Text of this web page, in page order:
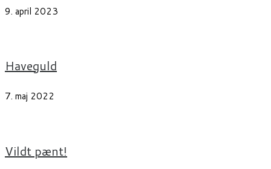
9. april 2023
Haveguld
7. maj 2022
Vildt pænt!